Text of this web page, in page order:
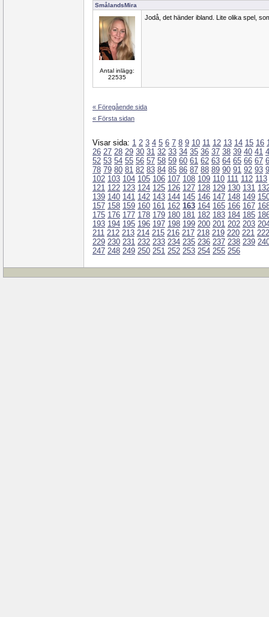
SmålandsMira
Antal inlägg:
22535
Jodå, det händer ibland. Lite olika spel,
« Föregående sida
« Första sidan
Visar sida: 1 2 3 4 5 6 7 8 9 10 11 12 13 14 15 16
26 27 28 29 30 31 32 33 34 35 36 37 38 39 40 41
52 53 54 55 56 57 58 59 60 61 62 63 64 65 66 67
78 79 80 81 82 83 84 85 86 87 88 89 90 91 92 93
102 103 104 105 106 107 108 109 110 111 112 113
121 122 123 124 125 126 127 128 129 130 131
139 140 141 142 143 144 145 146 147 148 149
157 158 159 160 161 162 163 164 165 166 167
175 176 177 178 179 180 181 182 183 184 185
193 194 195 196 197 198 199 200 201 202 203
211 212 213 214 215 216 217 218 219 220 221 222
229 230 231 232 233 234 235 236 237 238 239
247 248 249 250 251 252 253 254 255 256